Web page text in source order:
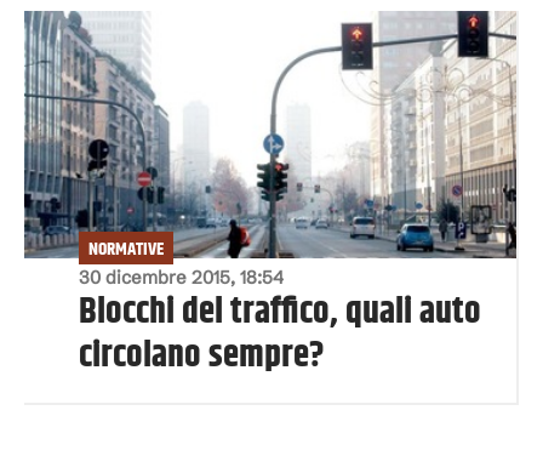
30 dicembre 2015, 18:54
NORMATIVE
Blocchi del traffico, quali auto
circolano sempre?